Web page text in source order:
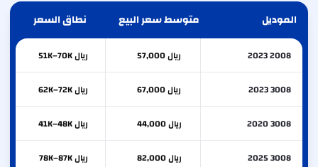
الموديل متوسط سعر البيع نطاق السعر
2008 2023 ريال 57,000 ريال 51K–70K
3008 2023 ريال 67,000 ريال 62K–72K
3008 2020 ريال 44,000 ريال 41K–48K
3008 2025 ريال 82,000 ريال 78K–87K